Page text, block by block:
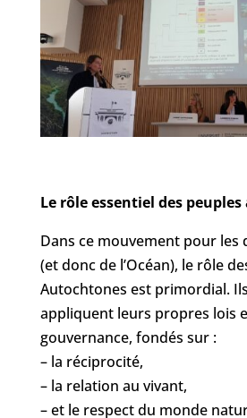
Le rôle essentiel des
Dans ce mouvement pour les
(et donc de l’Océan), le rôle
Autochtones est primordial.
appliquent leurs propres lois
gouvernance, fondés sur :
– la réciprocité,
– la relation au vivant,
– et le respect du monde